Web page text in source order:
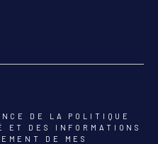
DE LA POLITIQUE
ET DES INFORMATIONS
DE MES